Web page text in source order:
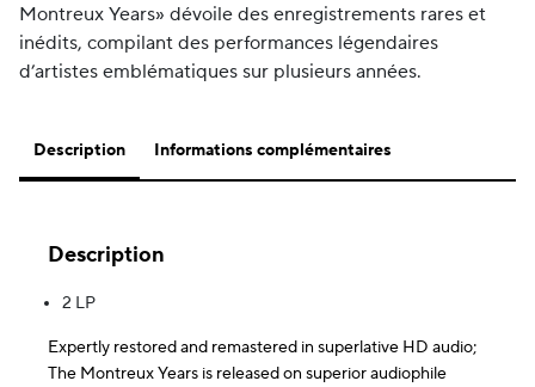
Montreux Years» dévoile des enregistrements rares et
inédits, compilant des performances légendaires
d’artistes emblématiques sur plusieurs années.
Description Informations complémentaires
Description
2 LP
Expertly restored and remastered in superlative HD audio;
The Montreux Years is released on superior audiophile